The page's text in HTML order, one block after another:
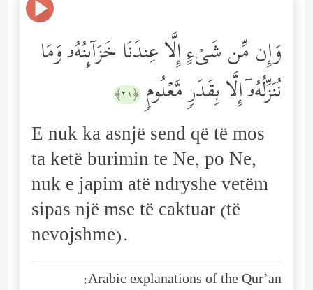
وَإِن مِّن شَیۡءٍ إِلَّا عِندَنَا خَزَاۤىِٕنُهُۥ وَمَا
نُنَزِّلُهُۥۤ إِلَّا بِقَدَرࣲ مَّعۡلُومࣲ ﴿٢١﴾
E nuk ka asnjë send që të mos
ta ketë burimin te Ne, po Ne,
nuk e japim atë ndryshe vetëm
sipas një mse të caktuar (të
nevojshme).
Arabic explanations of the Qur’an: